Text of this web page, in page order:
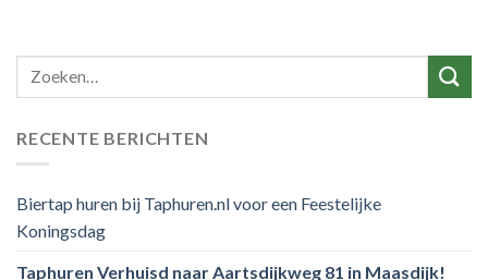
RECENTE BERICHTEN
Biertap huren bij Taphuren.nl voor een Feestelijke
Koningsdag
Taphuren Verhuisd naar Aartsdijkweg 81 in Maasdijk!